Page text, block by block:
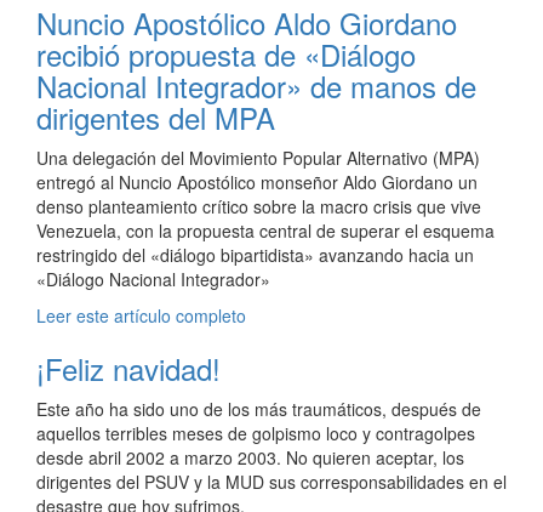
Nuncio Apostólico Aldo Giordano
recibió propuesta de «Diálogo
Nacional Integrador» de manos de
dirigentes del MPA
Una delegación del Movimiento Popular Alternativo (MPA)
entregó al Nuncio Apostólico monseñor Aldo Giordano un
denso planteamiento crítico sobre la macro crisis que vive
Venezuela, con la propuesta central de superar el esquema
restringido del «diálogo bipartidista» avanzando hacia un
«Diálogo Nacional Integrador»
Leer este artículo completo
¡Feliz navidad!
Este año ha sido uno de los más traumáticos, después de
aquellos terribles meses de golpismo loco y contragolpes
desde abril 2002 a marzo 2003. No quieren aceptar, los
dirigentes del PSUV y la MUD sus corresponsabilidades en el
desastre que hoy sufrimos.